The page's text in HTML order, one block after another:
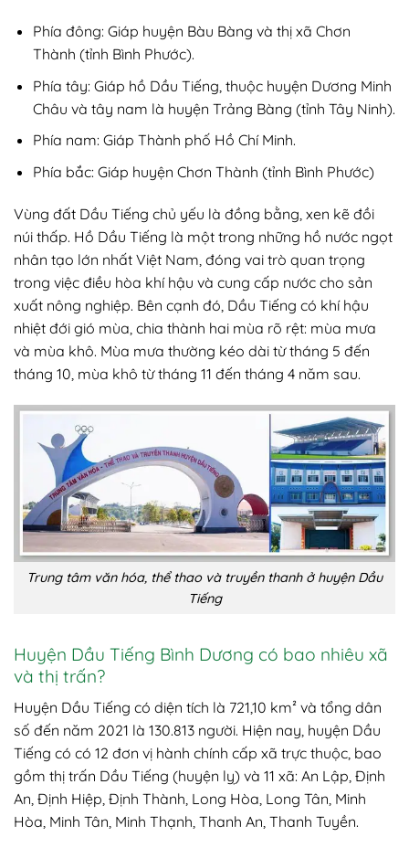
Phía đông: Giáp huyện Bàu Bàng và thị xã Chơn
Thành (tỉnh Bình Phước).
Phía tây: Giáp hồ Dầu Tiếng, thuộc huyện Dương Minh
Châu và tây nam là huyện Trảng Bàng (tỉnh Tây Ninh).
Phía nam: Giáp Thành phố Hồ Chí Minh.
Phía bắc: Giáp huyện Chơn Thành (tỉnh Bình Phước)
Vùng đất Dầu Tiếng chủ yếu là đồng bằng, xen kẽ đồi
núi thấp. Hồ Dầu Tiếng là một trong những hồ nước ngọt
nhân tạo lớn nhất Việt Nam, đóng vai trò quan trọng
trong việc điều hòa khí hậu và cung cấp nước cho sản
xuất nông nghiệp. Bên cạnh đó, Dầu Tiếng có khí hậu
nhiệt đới gió mùa, chia thành hai mùa rõ rệt: mùa mưa
và mùa khô. Mùa mưa thường kéo dài từ tháng 5 đến
tháng 10, mùa khô từ tháng 11 đến tháng 4 năm sau.
Trung tâm văn hóa, thể thao và truyền thanh ở huyện Dầu
Tiếng
Huyện Dầu Tiếng Bình Dương có bao nhiêu xã
và thị trấn?
Huyện Dầu Tiếng có diện tích là 721,10 km² và tổng dân
số đến năm 2021 là 130.813 người. Hiện nay, huyện Dầu
Tiếng có có 12 đơn vị hành chính cấp xã trực thuộc, bao
gồm thị trấn Dầu Tiếng (huyện lỵ) và 11 xã: An Lập, Định
An, Định Hiệp, Định Thành, Long Hòa, Long Tân, Minh
Hòa, Minh Tân, Minh Thạnh, Thanh An, Thanh Tuyền.